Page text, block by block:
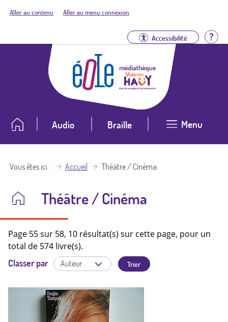
Aller au contenu Aller au menu connexion
Accessibilité
Audio Braille Menu
Vous êtes ici Accueil Théâtre / Cinéma
Théâtre / Cinéma
Page 55 sur 58, 10 résultat(s) sur cette page, pour un
total de 574 livre(s).
Classer par